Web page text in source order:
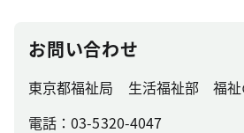
お問い合わせ
東京都福祉局 生活福祉部 福祉
電話：03-5320-4047